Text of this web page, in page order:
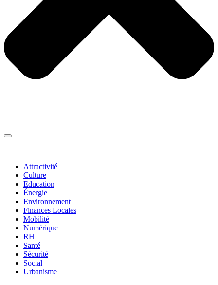
Attractivité
Culture
Education
Énergie
Environnement
Finances Locales
Mobilité
Numérique
RH
Santé
Sécurité
Social
Urbanisme